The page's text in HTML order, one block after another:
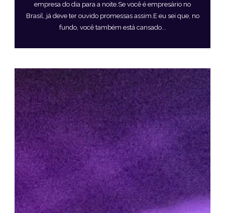
empresa do dia para a noite.Se você é empresário no
Brasil, já deve ter ouvido promessas assim.E eu sei que, no
fundo, você também está cansado...